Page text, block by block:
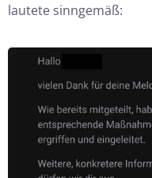
lautete sinngemäß: